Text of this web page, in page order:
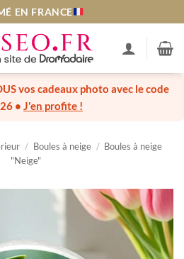
EN FRANCE
vos cadeaux photo avec le code
• J'en profite !
/ Boules à neige / Boules à neige
"Neige"